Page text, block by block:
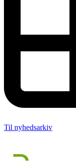
Til nyhedsarkiv